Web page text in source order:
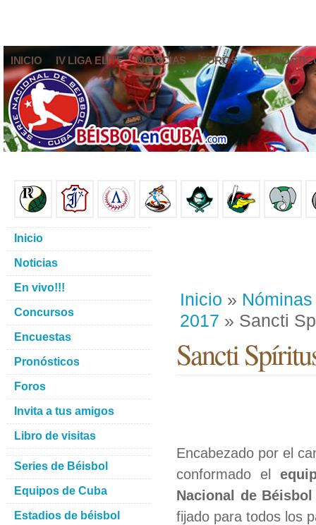
INICIO IV LIGA ELITE NOTICIAS FOROS
Inicio » Nóminas
2017 » Sancti
Sancti
Encabezado por el
conformado el
Nacional de Béisbol
fijado para todos los
Inicio
Noticias
En vivo!!!
Concursos
Encuestas
Pronósticos
Foros
Invita a tus amigos
Libro de visitas
Series de Béisbol
Equipos de Cuba
Estadios de béisbol